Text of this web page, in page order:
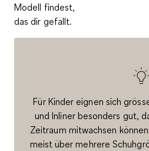
Modell findest,
das dir gefällt.
Für Kinder eignen sich
und Inliner besonders gut,
Zeitraum mitwachsen
meist über mehrere